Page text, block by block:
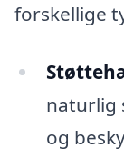
forskellige
naturlig
og